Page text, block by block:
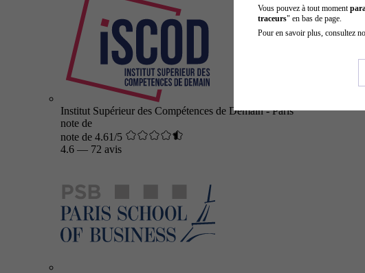
Institut Supérieur des Compétences de Demain - Paris
note de
note de 4.61/5
4.6 — 72 avis
Vous pouvez à tout moment
traceurs" en bas de page.
Pour en savoir plus, consultez